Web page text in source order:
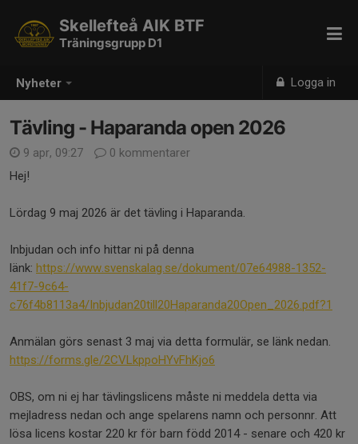
Nyheter Logga in
Skellefteå AIK BTF
Träningsgrupp D1
Tävling - Haparanda open 2026
9 apr, 09:27
0 kommentarer
Hej!
Lördag 9 maj 2026 är det tävling i Haparanda.
Inbjudan och info hittar ni på denna
länk: https://www.svenskalag.se/dokument/07e64988-1352-
41f7-9c64-
c76f4b8113a4/Inbjudan20till20Haparanda20Open_2026.pdf?1
Anmälan görs senast 3 maj via detta formulär, se länk nedan.
https://forms.gle/2CVLkppoHYvFhKjo6
OBS, om ni ej har tävlingslicens måste ni meddela detta via
mejladress nedan och ange spelarens namn och personnr. Att
lösa licens kostar 220 kr för barn född 2014 - senare och 420 kr